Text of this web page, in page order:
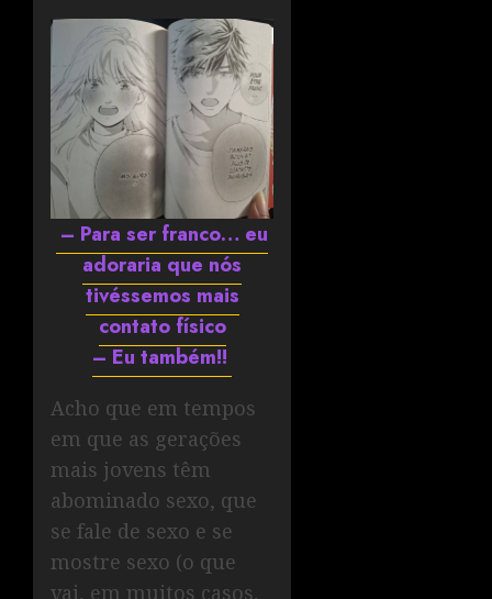
– Para ser franco… eu
adoraria que nós
tivéssemos mais
contato físico
– Eu também!!
Acho que em tempos
em que as gerações
mais jovens têm
abominado sexo, que
se fale de sexo e se
mostre sexo (o que
vai, em muitos casos,